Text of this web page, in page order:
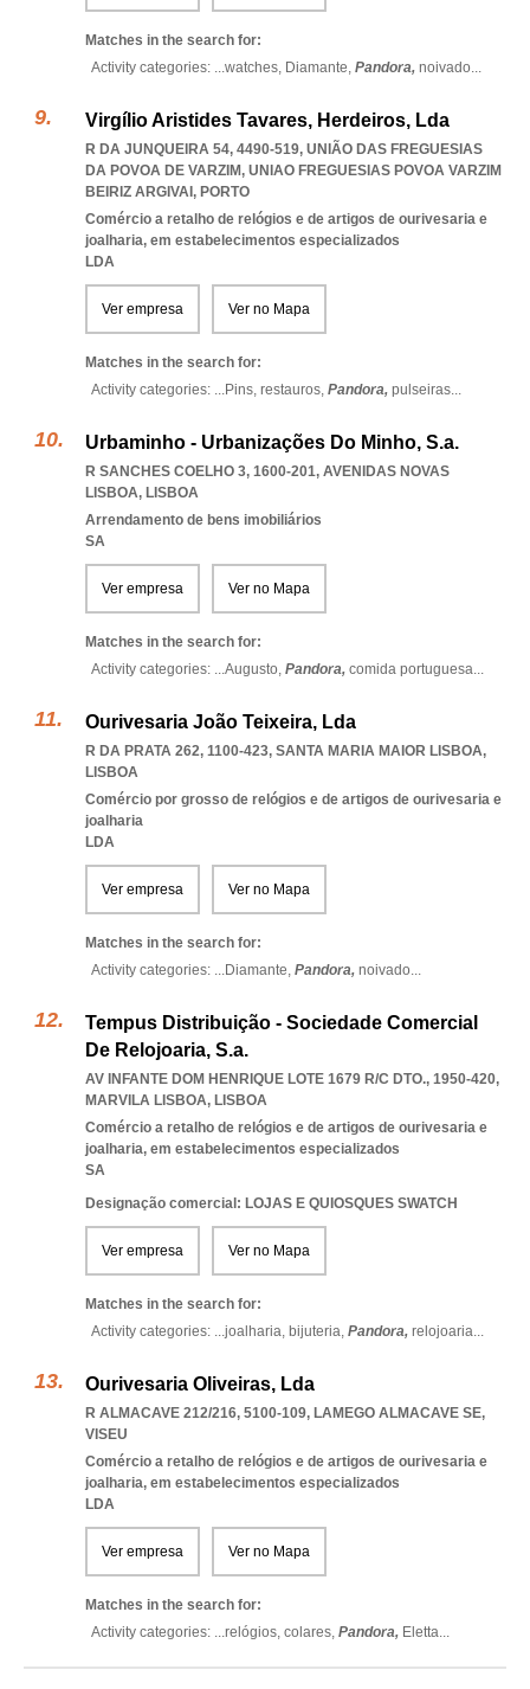
Matches in the search for:
Activity categories: ...watches, Diamante, Pandora, noivado...
Virgílio Aristides Tavares, Herdeiros, Lda
R DA JUNQUEIRA 54, 4490-519, UNIÃO DAS FREGUESIAS
DA POVOA DE VARZIM, UNIAO FREGUESIAS POVOA VARZIM
BEIRIZ ARGIVAI , PORTO
Comércio a retalho de relógios e de artigos de ourivesaria e
joalharia, em estabelecimentos especializados
LDA
Ver empresa Ver no Mapa
Matches in the search for:
Activity categories: ...Pins, restauros, Pandora, pulseiras...
Urbaminho - Urbanizações Do Minho, S.a.
R SANCHES COELHO 3, 1600-201, AVENIDAS NOVAS
LISBOA, LISBOA
Arrendamento de bens imobiliários
SA
Ver empresa Ver no Mapa
Matches in the search for:
Activity categories: ...Augusto, Pandora, comida portuguesa...
Ourivesaria João Teixeira, Lda
R DA PRATA 262, 1100-423, SANTA MARIA MAIOR LISBOA,
LISBOA
Comércio por grosso de relógios e de artigos de ourivesaria e
joalharia
LDA
Ver empresa Ver no Mapa
Matches in the search for:
Activity categories: ...Diamante, Pandora, noivado...
Tempus Distribuição - Sociedade Comercial
De Relojoaria, S.a.
AV INFANTE DOM HENRIQUE LOTE 1679 R/C DTO., 1950-420,
MARVILA LISBOA, LISBOA
Comércio a retalho de relógios e de artigos de ourivesaria e
joalharia, em estabelecimentos especializados
SA
Designação comercial: LOJAS E QUIOSQUES SWATCH
Ver empresa Ver no Mapa
Matches in the search for:
Activity categories: ...joalharia, bijuteria, Pandora, relojoaria...
Ourivesaria Oliveiras, Lda
R ALMACAVE 212/216, 5100-109, LAMEGO ALMACAVE SE,
VISEU
Comércio a retalho de relógios e de artigos de ourivesaria e
joalharia, em estabelecimentos especializados
LDA
Ver empresa Ver no Mapa
Matches in the search for:
Activity categories: ...relógios, colares, Pandora, Eletta...